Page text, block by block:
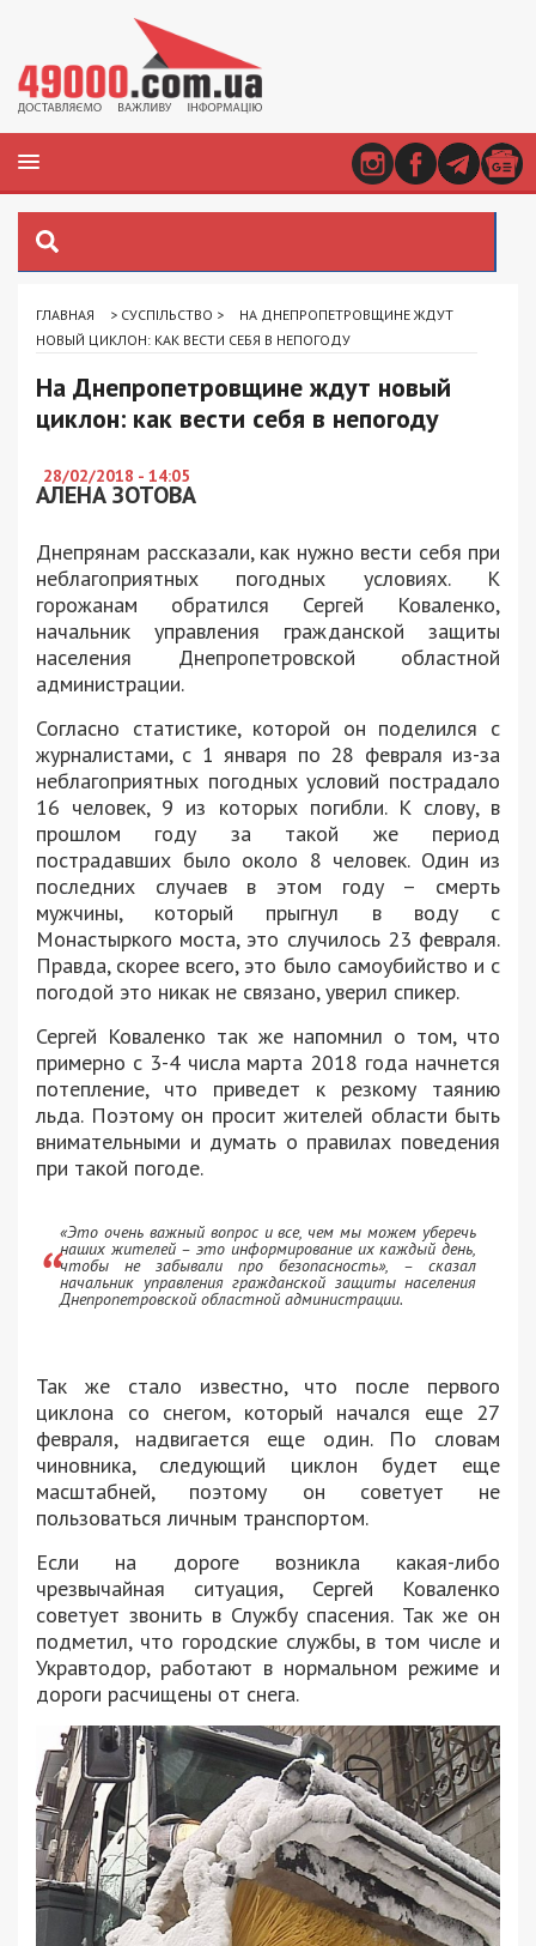
ГЛАВНАЯ > СУСПІЛЬСТВО >
НА ДНЕПРОПЕТРОВЩИНЕ ЖДУТ
НОВЫЙ ЦИКЛОН: КАК ВЕСТИ СЕБЯ В НЕПОГОДУ
На Днепропетровщине ждут новый
циклон: как вести себя в непогоду
28/02/2018 - 14:05
АЛЕНА ЗОТОВА
Днепрянам рассказали, как нужно вести себя при
неблагоприятных погодных условиях. К
горожанам обратился Сергей Коваленко,
начальник управления гражданской защиты
населения Днепропетровской областной
администрации.
Согласно статистике, которой он поделился с
журналистами, с 1 января по 28 февраля из-за
неблагоприятных погодных условий пострадало
16 человек, 9 из которых погибли. К слову, в
прошлом году за такой же период
пострадавших было около 8 человек. Один из
последних случаев в этом году – смерть
мужчины, который прыгнул в воду с
Монастыркого моста, это случилось 23 февраля.
Правда, скорее всего, это было самоубийство и с
погодой это никак не связано, уверил спикер.
Сергей Коваленко так же напомнил о том, что
примерно с 3-4 числа марта 2018 года начнется
потепление, что приведет к резкому таянию
льда. Поэтому он просит жителей области быть
внимательными и думать о правилах поведения
при такой погоде.
«Это очень важный вопрос и все, чем мы можем уберечь
наших жителей – это информирование их каждый день,
чтобы не забывали про безопасность», – сказал
начальник управления гражданской защиты населения
Днепропетровской областной администрации.
Так же стало известно, что после первого
циклона со снегом, который начался еще 27
февраля, надвигается еще один. По словам
чиновника, следующий циклон будет еще
масштабней, поэтому он советует не
пользоваться личным транспортом.
Если на дороге возникла какая-либо
чрезвычайная ситуация, Сергей Коваленко
советует звонить в Службу спасения. Так же он
подметил, что городские службы, в том числе и
Укравтодор, работают в нормальном режиме и
дороги расчищены от снега.